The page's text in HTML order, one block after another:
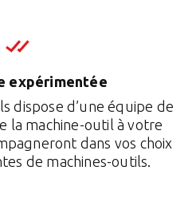
expérimentée
dispose d’une équipe de
la machine-outil à votre
dans vos choix
de machines-outils.